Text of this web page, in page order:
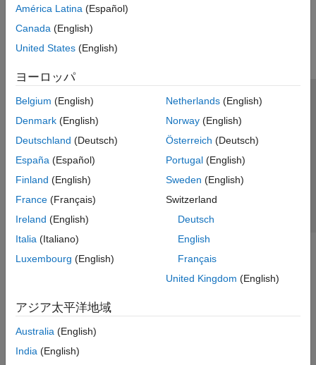
América Latina (Español)
Canada (English)
United States (English)
ヨーロッパ
Belgium (English)
Denmark (English)
Deutschland (Deutsch)
España (Español)
Finland (English)
France (Français)
Ireland (English)
Italia (Italiano)
Luxembourg (English)
Netherlands(English)
Norway(English)
Österreich (Deutsch)
Portugal(English)
Sweden (English)
Switzerland
Deutsch
English
Français
United Kingdom (English)
アジア太平洋地域
Australia (English)
India (English)
トラストセンター
プライバシー ポリシー
違法コピー防止
アプリケーション ステータス
© 1994-2026 The MathWorks, Inc.